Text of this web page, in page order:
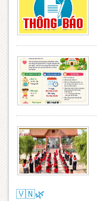
🇻🇳🌿